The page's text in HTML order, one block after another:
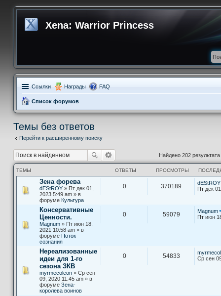
Xena: Warrior Princess
Ссылки Награды FAQ
Список форумов
Темы без ответов
Перейти к расширенному поиску
Найдено 202 результата
ТЕМЫ ОТВЕТЫ ПРОСМОТРЫ
Зена форева
dEStROY » Пт дек 01,
2023 5:49 am » в
форуме Культура
0 370189
dEStROY
Пт дек
Консервативные
Ценности.
Magnum » Пт июн 18,
2021 10:58 am » в
форуме Поток
сознания
0 59079
Magnum
Пт июн
Нереализованные
идеи для 1-го
сезона ЗКВ
myrmecoleon » Ср сен
09, 2020 11:45 am » в
форуме Зена-
королева воинов
0 54833
Ср сен